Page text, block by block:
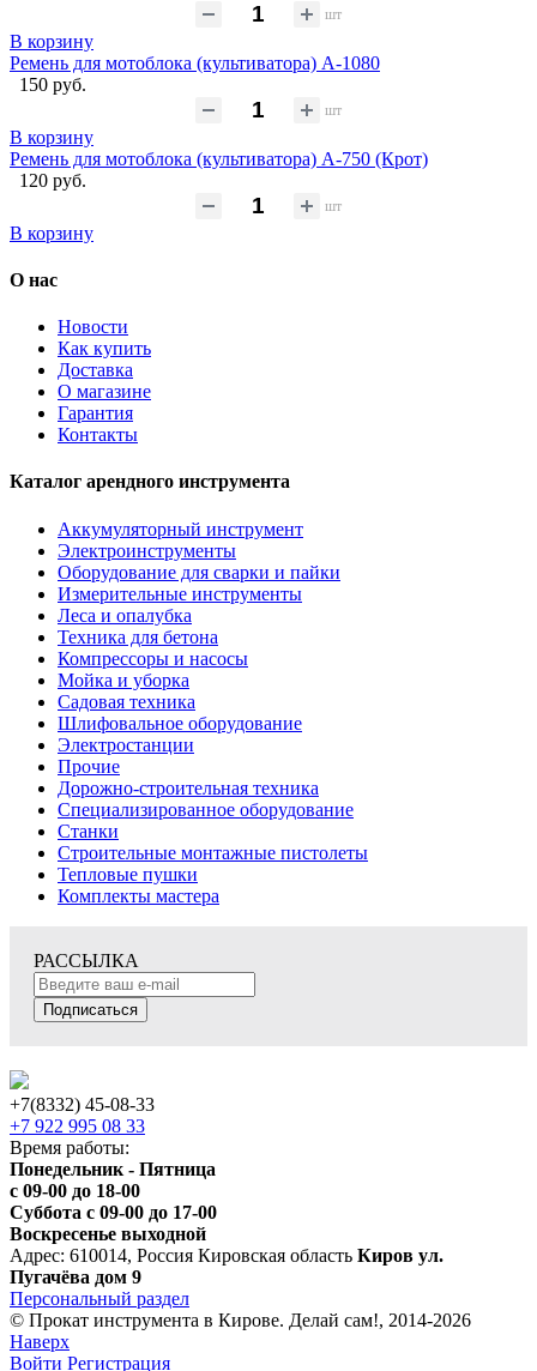
шт
В корзину
Ремень для мотоблока (культиватора) А-1080
150 руб.
шт
В корзину
Ремень для мотоблока (культиватора) А-750 (Крот)
120 руб.
шт
В корзину
О нас
Новости
Как купить
Доставка
О магазине
Гарантия
Контакты
Каталог арендного инструмента
Аккумуляторный инструмент
Электроинструменты
Оборудование для сварки и пайки
Измерительные инструменты
Леса и опалубка
Техника для бетона
Компрессоры и насосы
Мойка и уборка
Садовая техника
Шлифовальное оборудование
Электростанции
Прочие
Дорожно-строительная техника
Специализированное оборудование
Станки
Строительные монтажные пистолеты
Тепловые пушки
Комплекты мастера
РАССЫЛКА
Подписаться
+7(8332) 45-08-33
+7 922 995 08 33
Время работы:
Понедельник - Пятница
с 09-00 до 18-00
Суббота с 09-00 до 17-00
Воскресенье выходной
Адрес: 610014, Россия Кировская область Киров ул.
Пугачёва дом 9
Персональный раздел
© Прокат инструмента в Кирове. Делай сам!, 2014-2026
Наверх
Войти Регистрация